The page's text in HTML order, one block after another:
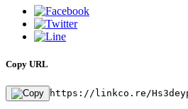
Copy URL
https://linkco.re/